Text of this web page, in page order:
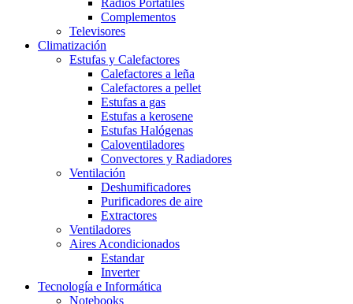
Radios Portátiles
Complementos
Televisores
Climatización
Estufas y Calefactores
Calefactores a leña
Calefactores a pellet
Estufas a gas
Estufas a kerosene
Estufas Halógenas
Caloventiladores
Convectores y Radiadores
Ventilación
Deshumificadores
Purificadores de aire
Extractores
Ventiladores
Aires Acondicionados
Estandar
Inverter
Tecnología e Informática
Notebooks